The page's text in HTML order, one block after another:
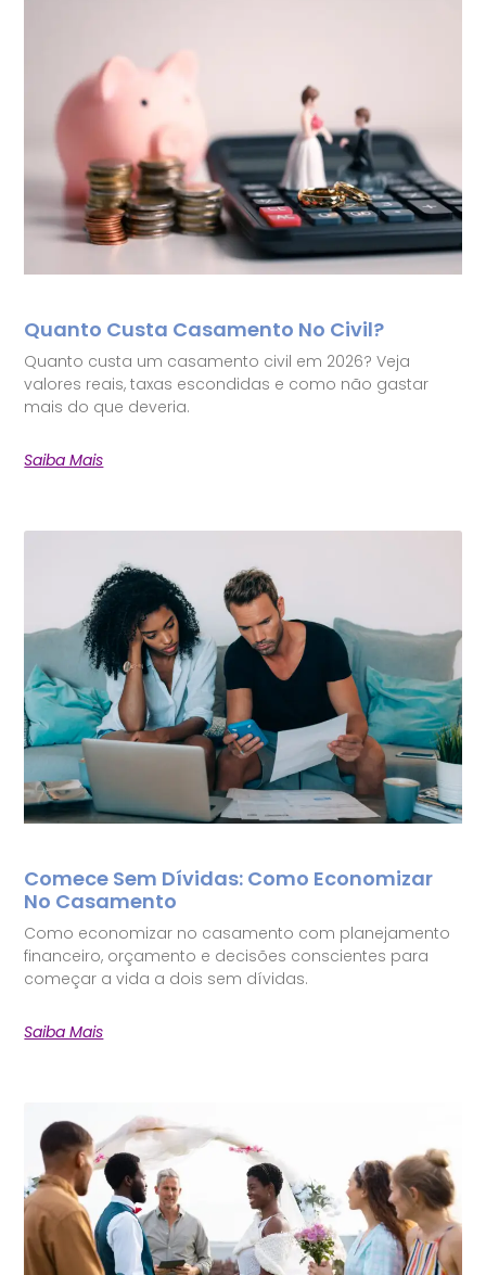
Quanto Custa Casamento No Civil?
Quanto custa um casamento civil em 2026? Veja
valores reais, taxas escondidas e como não gastar
mais do que deveria.
Saiba Mais
Comece Sem Dívidas: Como Economizar
No Casamento
Como economizar no casamento com planejamento
financeiro, orçamento e decisões conscientes para
começar a vida a dois sem dívidas.
Saiba Mais